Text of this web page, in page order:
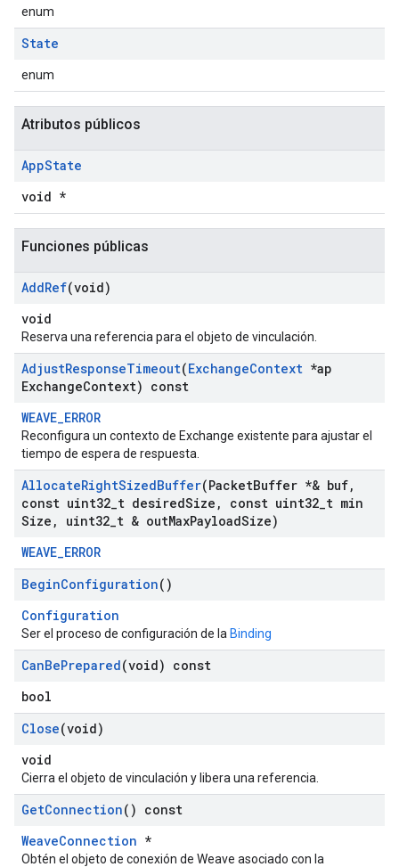
enum
State
enum
Atributos públicos
AppState
void *
Funciones públicas
AddRef(void)
void
Reserva una referencia para el objeto de vinculación.
AdjustResponseTimeout(ExchangeContext *ap
ExchangeContext) const
WEAVE_ERROR
Reconfigura un contexto de Exchange existente para ajustar el
tiempo de espera de respuesta.
AllocateRightSizedBuffer(PacketBuffer *& buf,
const uint32 t desiredSize , const uint32 t min
Size , uint32 t & outMaxPayloadSize)
WEAVE_ERROR
BeginConfiguration()
Configuration
Ser el proceso de configuración de la Binding
CanBePrepared(void) const
bool
Close(void)
void
Cierra el objeto de vinculación y libera una referencia.
GetConnection() const
WeaveConnection *
Obtén el objeto de conexión de Weave asociado con la